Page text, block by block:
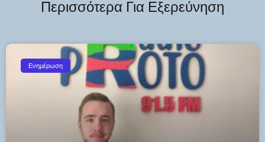
Περισσότερα Για Εξερεύνηση
Ενημέρωση